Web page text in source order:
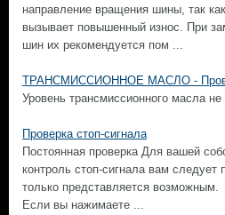
направление вращения шины, так
вызывает повышенный износ. При
шин их рекомендуется пом ...
ТРАНСМИССИОННОЕ МАСЛО -
Уровень трансмиссионного масла
Проверка стоп-сигнала
Постоянная проверка Для вашей
контроль стоп-сигнала вам следует
только представляется
Если вы нажимаете ...